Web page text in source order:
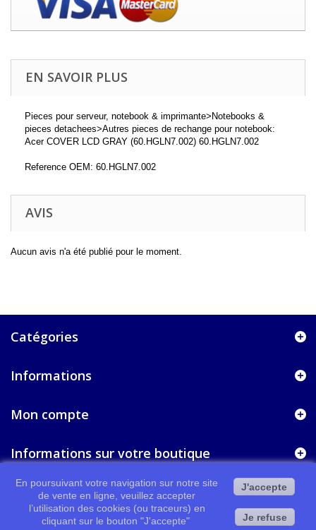
EN SAVOIR PLUS
Pieces pour serveur, notebook & imprimante>Notebooks &
pieces detachees>Autres pieces de rechange pour notebook:
Acer COVER LCD GRAY (60.HGLN7.002) 60.HGLN7.002
Reference OEM: 60.HGLN7.002
AVIS
Aucun avis n'a été publié pour le moment.
Catégories
Informations
Mon compte
Informations sur votre boutique
En poursuivant votre navigation sur notre site
de vente en ligne, veuillez accepter
l’utilisation des cookies (ou traceurs) en
cliquant sur le bouton "J'accepte"
J'accepte
Je refuse